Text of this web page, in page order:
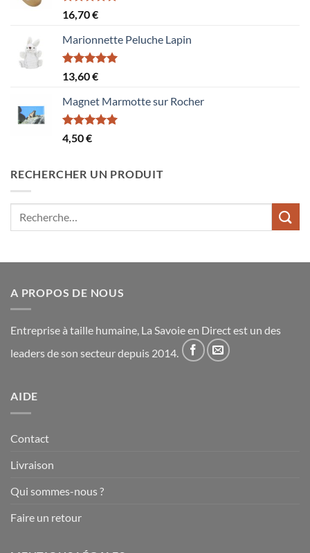
Note5.00
sur 5
16,70€
Marionnette Peluche Lapin
Note5.00
sur 5
13,60€
Magnet Marmotte sur Rocher
Note5.00
sur 5
4,50€
RECHERCHER UN PRODUIT
A PROPOS DE NOUS
Entreprise à taille humaine, La Savoie en Direct est un des
leaders de son secteur depuis 2014.
AIDE
Contact
Livraison
Qui sommes-nous ?
Faire un retour